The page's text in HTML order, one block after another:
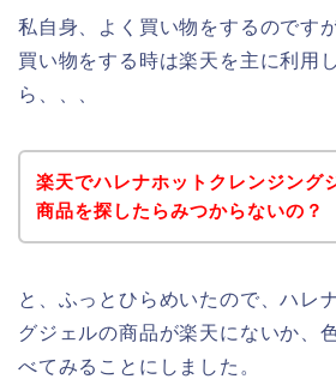
私自身、よく買い物をするのです
買い物をする時は楽天を主に利用
ら、、、
楽天でハレナホットクレンジング
商品を探したらみつからないの？
と、ふっとひらめいたので、ハレ
グジェルの商品が楽天にないか、
べてみることにしました。